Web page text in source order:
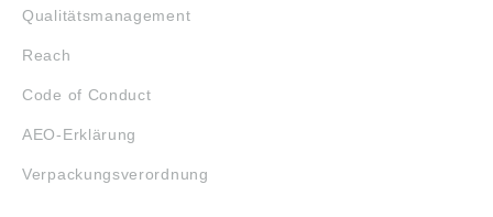
Qualitätsmanagement
Reach
Code of Conduct
AEO-Erklärung
Verpackungsverordnung